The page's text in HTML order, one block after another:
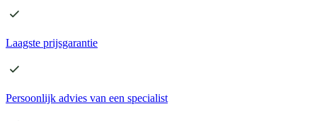
Laagste prijsgarantie
Persoonlijk advies van een specialist